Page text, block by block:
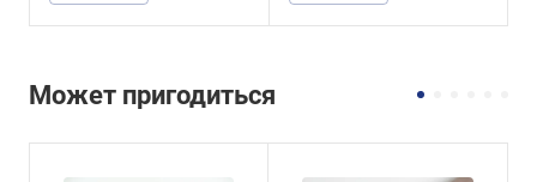
Может пригодиться